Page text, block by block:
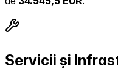
Servicii și